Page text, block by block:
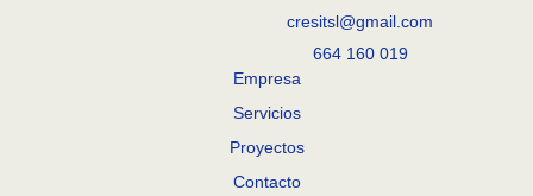
cresitsl@gmail.com
664 160 019
Empresa
Servicios
Proyectos
Contacto